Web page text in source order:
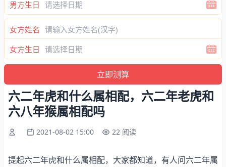
男方生日
女方姓名
女方生日
六二年虎和什么属相配，六二年老虎和
六八年猴属相配吗
2021-08-02 15:00 22 阅读
提起六二年虎和什么属相配，大家都知道，有人问六二年属